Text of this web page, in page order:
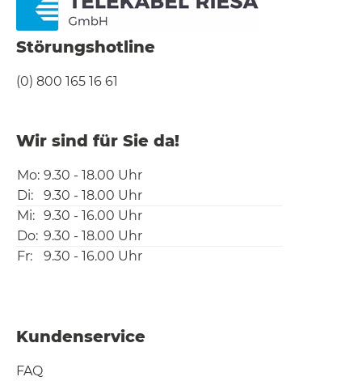
Störungshotline
(0) 800 165 16 61
Wir sind für Sie da!
Mo: 9.30 - 18.00 Uhr
Di:
9.30 - 18.00 Uhr
Mi: 9.30 - 16.00 Uhr
Do: 9.30 - 18.00 Uhr
Fr:
9.30 - 16.00 Uhr
Kundenservice
FAQ